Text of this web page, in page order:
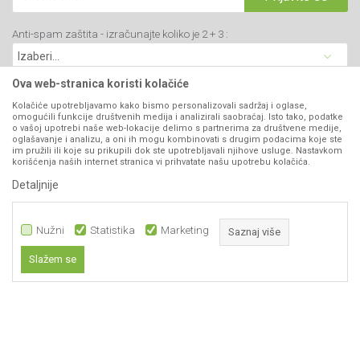
PIB: 102135221
Matični broj: 07593252
Blog
Najčešća pitanja
Isporuka
Click & Collect
Načini plaćanja
Plaćanje karticama
Web kredit Raiffeisen banke
Pravo na odustajanje
Reklamacije
Zamena artikala
Anti-spam zaštita - izračunajte koliko je 2 + 3 :
VIBER I SMS NEWSLETTER
Prijavite se
PRATITE NAS
Ova web-stranica koristi kolačiće
Kolačiće upotrebljavamo kako bismo personalizovali sadržaj i oglase,
omogućili funkcije društvenih medija i analizirali saobraćaj. Isto tako, podatke
o vašoj upotrebi naše web-lokacije delimo s partnerima za društvene medije,
oglašavanje i analizu, a oni ih mogu kombinovati s drugim podacima koje ste
im pružili ili koje su prikupili dok ste upotrebljavali njihove usluge. Nastavkom
korišćenja naših internet stranica vi prihvatate našu upotrebu kolačića.
Detaljnije
Nužni Statistika Marketing Saznaj više
Slažem se